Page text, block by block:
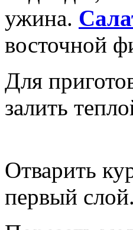
ужина.
восточной
Для
залить
Отварить
первый